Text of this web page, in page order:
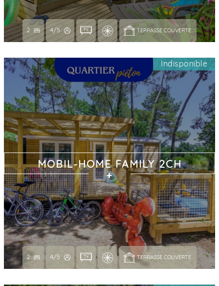
2 4/5 TERRASSE COUVERTE
MOBIL-HOME FAMILY 2CH
Indisponible
2 4/5 TERRASSE COUVERTE